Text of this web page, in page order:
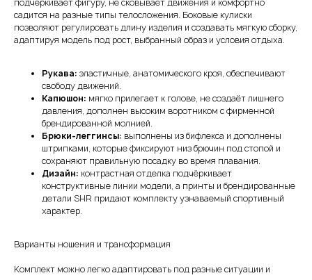
подчёркивает фигуру, не сковывает движения и комфортно
садится на разные типы телосложения. Боковые кулиски
позволяют регулировать длину изделия и создавать мягкую сборку,
адаптируя модель под рост, выбранный образ и условия отдыха.
Рукава: эластичные, анатомического кроя, обеспечивают
свободу движений.
Капюшон: мягко прилегает к голове, не создаёт лишнего
давления, дополнен высоким воротником с фирменной
брендированной молнией.
Брюки-леггинсы: выполнены из бифлекса и дополнены
штрипками, которые фиксируют низ брючин под стопой и
сохраняют правильную посадку во время плавания.
Дизайн: контрастная отделка подчёркивает
конструктивные линии модели, а принты и брендированные
детали SHR придают комплекту узнаваемый спортивный
характер.
Варианты ношения и трансформация
Комплект можно легко адаптировать под разные ситуации и